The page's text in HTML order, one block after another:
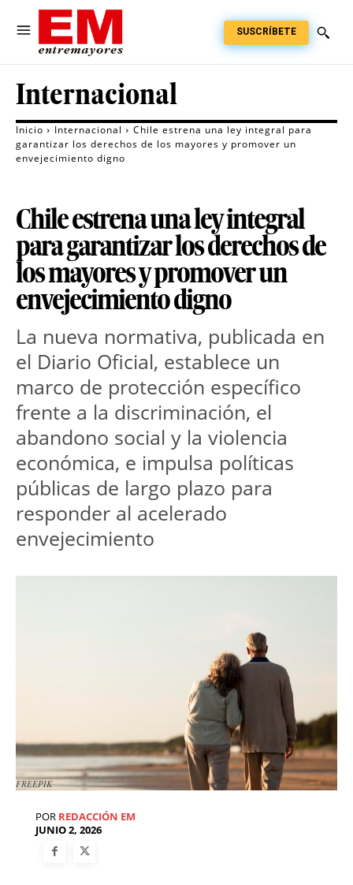
SUSCRÍBETE
Internacional
Inicio Internacional
Chile estrena una ley integral para
garantizar los derechos de los mayores y promover un
envejecimiento digno
Chile estrena una ley integral
para garantizar los derechos de
los mayores y promover un
envejecimiento digno
La nueva normativa, publicada en
el Diario Oficial, establece un
marco de protección específico
frente a la discriminación, el
abandono social y la violencia
económica, e impulsa políticas
públicas de largo plazo para
responder al acelerado
envejecimiento
FREEPIK
POR REDACCIÓN EM
JUNIO 2, 2026